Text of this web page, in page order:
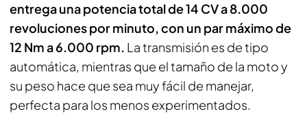
entrega una potencia total de 14 CV a 8.000
revoluciones por minuto, con un par máximo de
12 Nm a 6.000 rpm. La transmisión es de tipo
automática, mientras que el tamaño de la moto y
su peso hace que sea muy fácil de manejar,
perfecta para los menos experimentados.